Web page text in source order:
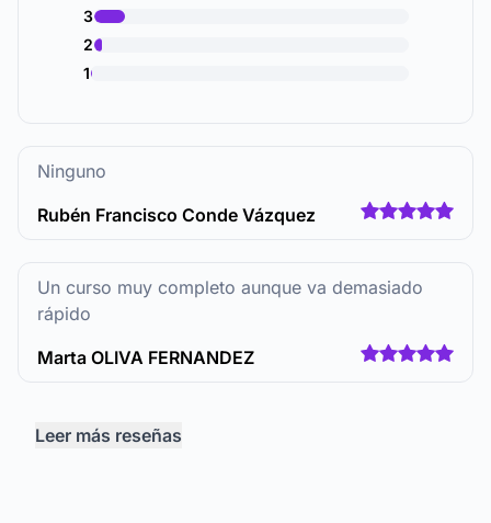
3
2
1
Ninguno
Rubén Francisco Conde Vázquez
Un curso muy completo aunque va demasiado
rápido
Marta OLIVA FERNANDEZ
Leer más reseñas